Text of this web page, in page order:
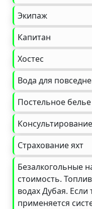
Экипаж
Капитан
Хостес
Вода для
Постельное
Консультирование
Страхование яхт
Безалкогольные
стоимость.
водах Дубая. Если
применяется